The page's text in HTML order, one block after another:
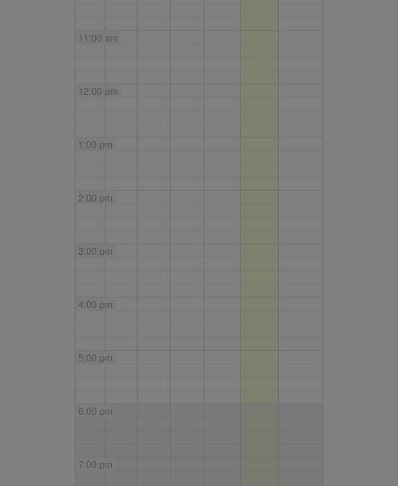
11:00 am
12:00 pm
1:00 pm
2:00 pm
3:00 pm
4:00 pm
5:00 pm
6:00 pm
7:00 pm